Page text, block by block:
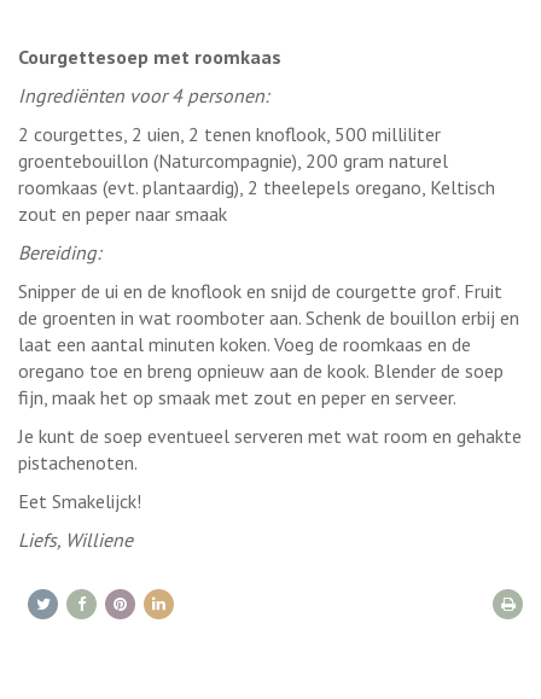
Courgettesoep met roomkaas
Ingrediënten voor 4 personen:
2 courgettes, 2 uien, 2 tenen knoflook, 500 milliliter
groentebouillon (Naturcompagnie), 200 gram naturel
roomkaas (evt. plantaardig), 2 theelepels oregano, Keltisch
zout en peper naar smaak
Bereiding:
Snipper de ui en de knoflook en snijd de courgette grof. Fruit
de groenten in wat roomboter aan. Schenk de bouillon erbij en
laat een aantal minuten koken. Voeg de roomkaas en de
oregano toe en breng opnieuw aan de kook. Blender de soep
fijn, maak het op smaak met zout en peper en serveer.
Je kunt de soep eventueel serveren met wat room en gehakte
pistachenoten.
Eet Smakelijck!
Liefs, Williene